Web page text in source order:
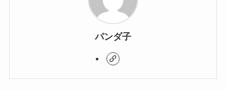
パンダ子